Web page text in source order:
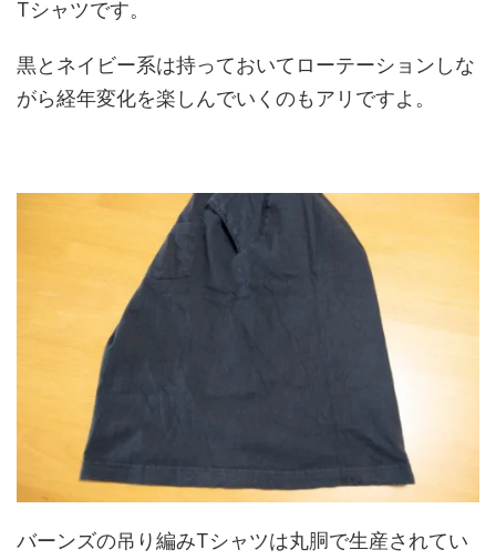
Tシャツです。
黒とネイビー系は持っておいてローテーションしな
がら経年変化を楽しんでいくのもアリですよ。
バーンズの吊り編みTシャツは丸胴で生産されてい